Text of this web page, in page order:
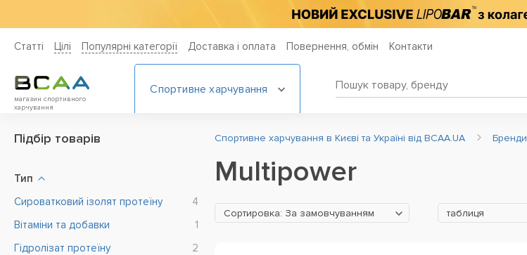
Статті Цiлi Популярні категорії Доставка і оплата Повернення, обмін Контакти
магазин спортивного
харчування
Спортивне харчування
Підбір товарів
Тип
Cироватковий ізолят протеїну
4
Вітаміни та добавки
1
Гідролізат протеїну
2
Спортивне харчування в Києві та Україні від BCAA.UA Бренди
Multipower
Сортировка: За замовчуванням таблиця